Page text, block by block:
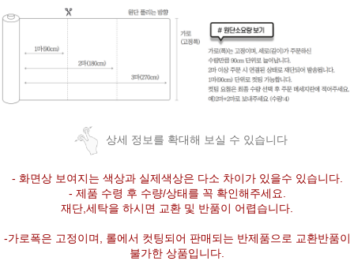
상세 정보를 확대해 보실 수 있습니다
- 화면상 보여지는 색상과 실제색상은 다소 차이가 있을수 있습니다.
- 제품 수령 후 수량/상태를 꼭 확인해주세요.
재단,세탁을 하시면 교환 및 반품이 어렵습니다.
-가로폭은 고정이며, 롤에서 컷팅되어 판매되는 반제품으로 교환반품이
불가한 상품입니다.